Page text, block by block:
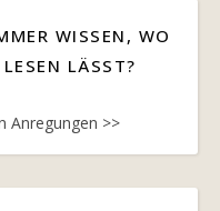
WISSEN, WO
LÄSST?
Anregungen >>